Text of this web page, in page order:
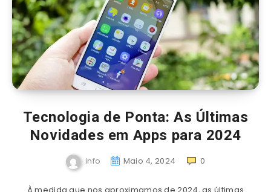
Tecnologia de Ponta: As Últimas
Novidades em Apps para 2024
info Maio 4, 2024 0